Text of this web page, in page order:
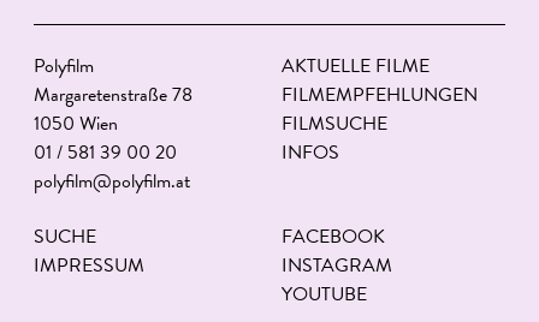
Polyfilm
Margaretenstraße 78
1050 Wien
01 / 581 39 00 20
polyfilm@polyfilm.at
AKTUELLE FILME
FILMEMPFEHLUNGEN
FILMSUCHE
INFOS
SUCHE
IMPRESSUM
FACEBOOK
INSTAGRAM
YOUTUBE